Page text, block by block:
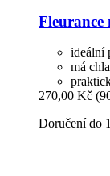
Fleurance
ideální
má
270,00 Kč
Doručení do